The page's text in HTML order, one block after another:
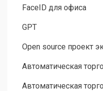
FaceID для офиса
GPT
Open source проект
Автоматическая
Автоматическая